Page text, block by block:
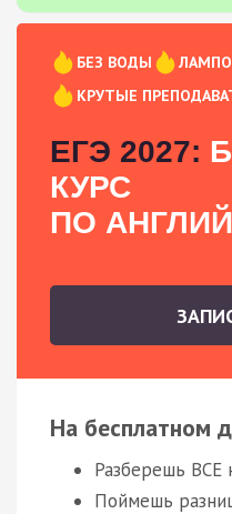
БЕЗ ВОДЫ
КРУТЫЕ
ЕГЭ 2027:
КУРС
ПО
На бесплатном
Разберешь ВСЕ
Поймешь